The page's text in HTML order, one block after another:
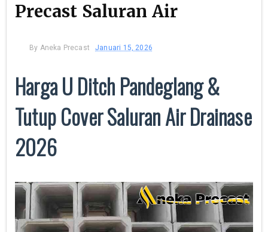
Precast Saluran Air
By Aneka Precast Januari 15, 2026
Harga U Ditch Pandeglang &
Tutup Cover Saluran Air Drainase
2026